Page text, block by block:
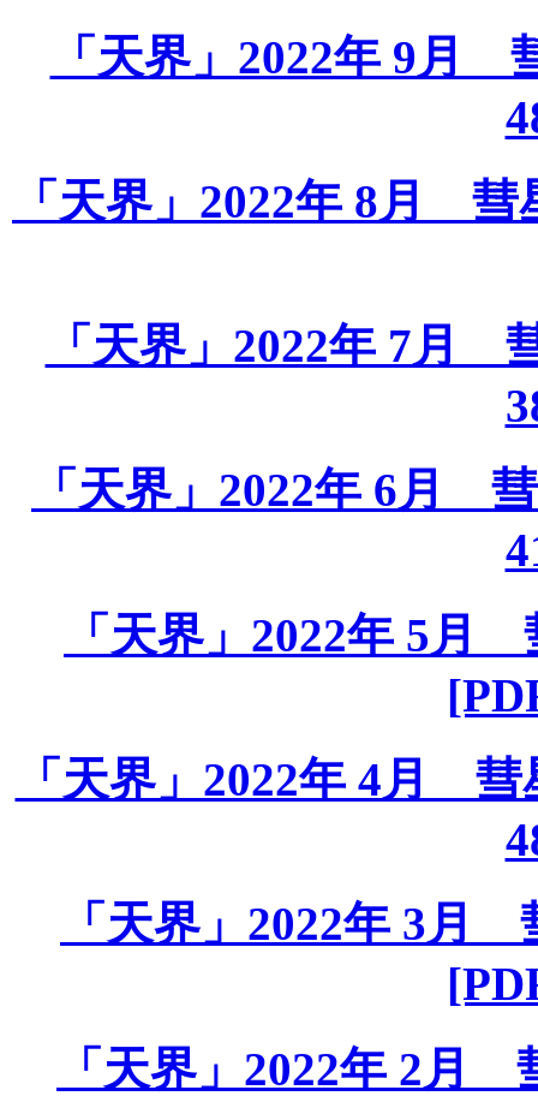
「天界」2022年 9月
「天界」2022年 8月
「天界」2022年 7月
「天界」2022年 6月
「天界」2022年 5
「天界」2022年 4月
「天界」2022年 3月
「天界」2022年 2月